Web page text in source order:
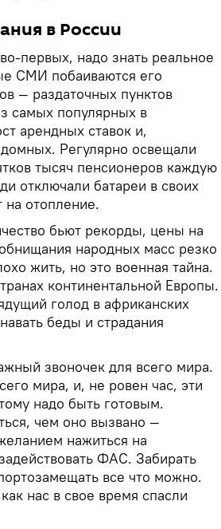
в России
первых, надо знать реальное
СМИ побаиваются его
— раздаточных пунктов
самых популярных в
арендных ставок и,
Регулярно освещали
тысяч пенсионеров каждую
отключали батареи в своих
на отопление.
бьют рекорды, цены на
народных масс резко
жить, но это военная тайна.
континентальной Европы.
голод в африканских
беды и страдания
звоночек для всего мира.
мира, и, не ровен час, эти
надо быть готовым.
чем оно вызвано —
нажиться на
ФАС. Забирать
все что можно.
нас в свое время спасли